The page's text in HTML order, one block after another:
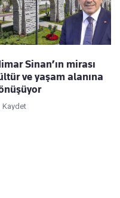
Sinan’ın mirası
ve yaşam alanına
Kaydet